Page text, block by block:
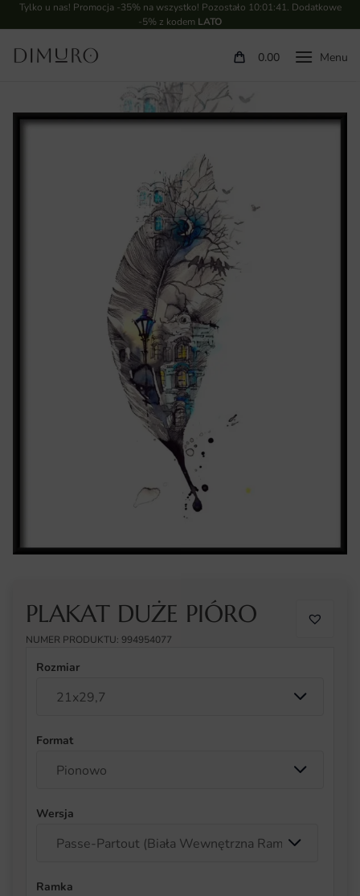
Tylko u nas! Promocja -35% na wszystko! Pozostało 10:01:40. Dodatkowe
-5% z kodem LATO
0.00
PLAKAT DUŻE PIÓRO
NUMER PRODUKTU: 994954077
Rozmiar
Format
Wersja
Ramka